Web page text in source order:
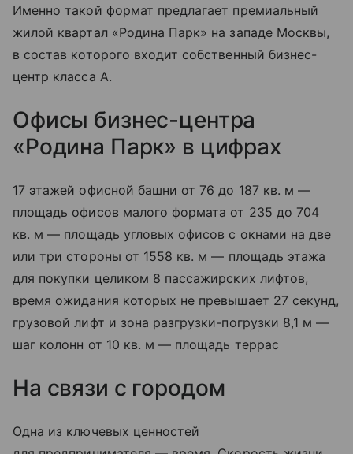
Именно такой формат предлагает премиальный
жилой квартал «Родина Парк» на западе Москвы,
в состав которого входит собственный бизнес-
центр класса А.
Офисы бизнес-центра
«Родина Парк» в цифрах
17 этажей офисной башни от 76 до 187 кв. м —
площадь офисов малого формата от 235 до 704
кв. м — площадь угловых офисов с окнами на две
или три стороны от 1558 кв. м — площадь этажа
для покупки целиком 8 пассажирских лифтов,
время ожидания которых не превышает 27 секунд,
грузовой лифт и зона разгрузки-погрузки 8,1 м —
шаг колонн от 10 кв. м — площадь террас
На связи с городом
Одна из ключевых ценностей